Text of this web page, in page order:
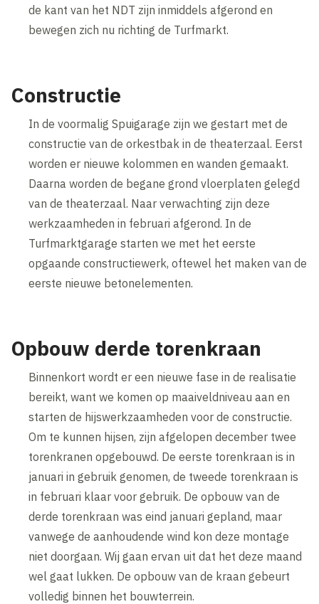
de kant van het NDT zijn inmiddels afgerond en
bewegen zich nu richting de Turfmarkt.
Constructie
In de voormalig Spuigarage zijn we gestart met de
constructie van de orkestbak in de theaterzaal. Eerst
worden er nieuwe kolommen en wanden gemaakt.
Daarna worden de begane grond vloerplaten gelegd
van de theaterzaal. Naar verwachting zijn deze
werkzaamheden in februari afgerond. In de
Turfmarktgarage starten we met het eerste
opgaande constructiewerk, oftewel het maken van de
eerste nieuwe betonelementen.
Opbouw derde torenkraan
Binnenkort wordt er een nieuwe fase in de realisatie
bereikt, want we komen op maaiveldniveau aan en
starten de hijswerkzaamheden voor de constructie.
Om te kunnen hijsen, zijn afgelopen december twee
torenkranen opgebouwd. De eerste torenkraan is in
januari in gebruik genomen, de tweede torenkraan is
in februari klaar voor gebruik. De opbouw van de
derde torenkraan was eind januari gepland, maar
vanwege de aanhoudende wind kon deze montage
niet doorgaan. Wij gaan ervan uit dat het deze maand
wel gaat lukken. De opbouw van de kraan gebeurt
volledig binnen het bouwterrein.